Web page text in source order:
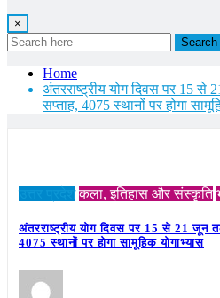
×
Search
Home
अंतरराष्ट्रीय योग दिवस पर 15 से
सप्ताह, 4075 स्थानों पर होगा
कला, इतिहास और संस्कृति
अंतरराष्ट्रीय योग दिवस पर 15 से 21 जून
4075 स्थानों पर होगा सामूहिक योगाभ्यास